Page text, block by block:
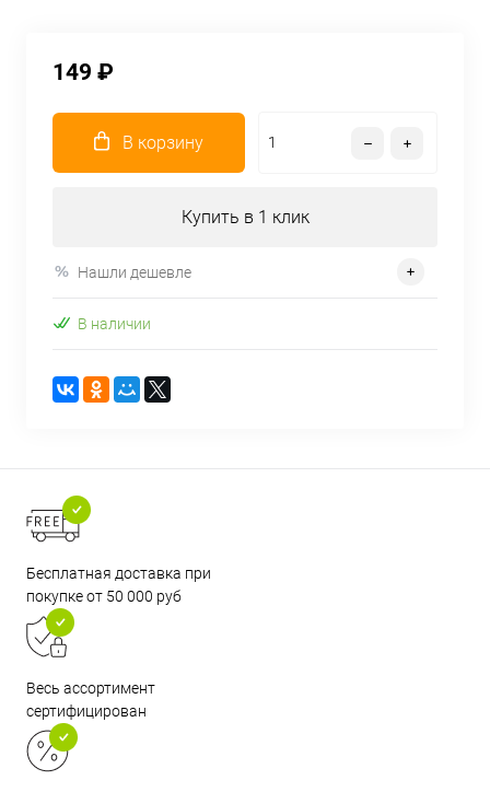
149 ₽
В корзину
Купить в 1 клик
Нашли дешевле
В наличии
Бесплатная доставка при
покупке от 50 000 руб
Весь ассортимент
сертифицирован